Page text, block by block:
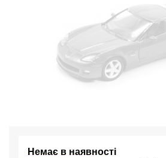
Немає в наявності